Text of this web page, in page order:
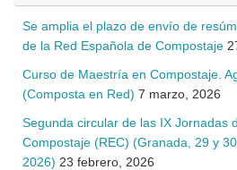
Se amplia el plazo de envío de
de la Red Española de Compostaje
Curso de Maestría en Compostaje.
(Composta en Red) 7 marzo, 2026
Segunda circular de las IX Jornadas
Compostaje (REC) (Granada, 29 y
2026) 23 febrero, 2026